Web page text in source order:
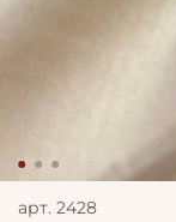
арт. 2428